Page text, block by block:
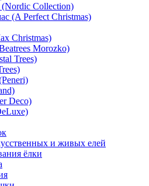
Collection)
(A Perfect Christmas)
Christmas)
Morozko)
Trees)
Deco)
и живых елей
ёлки